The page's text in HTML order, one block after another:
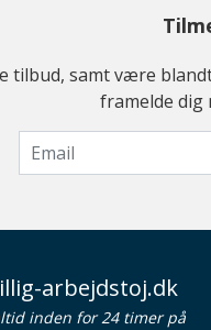
tilbud, samt være
framelde dig
arbejdstoj.dk
inden for 24 timer på